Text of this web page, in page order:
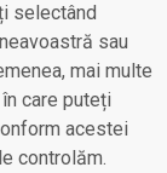
selectând
sau
mai multe
care puteți
acestei
controlăm.